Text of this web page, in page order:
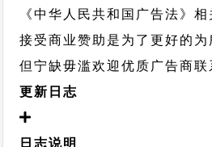
《中华人民共和国广告法》相
接受商业赞助是为了更好的为
但宁缺毋滥欢迎优质广告商联
更新日志
日志说明